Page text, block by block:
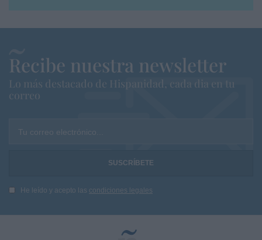
Recibe nuestra newsletter
Lo más destacado de Hispanidad, cada dia en tu
correo
Tu correo electrónico...
He leído y acepto las condiciones legales